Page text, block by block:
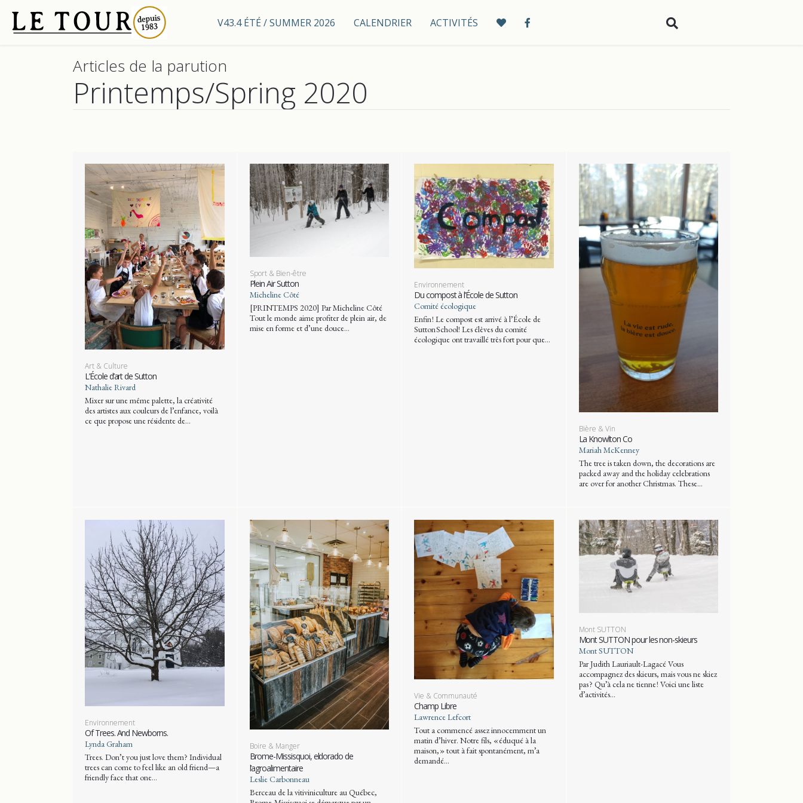
V43.4 ÉTÉ / SUMMER 2026 CALENDRIER ACTIVITÉS
Articles de la parution
Printemps/Spring 2020
Art & Culture
L’École d’art de Sutton
Nathalie Rivard
Mixer sur une même palette, la créativité
des artistes aux couleurs de l’enfance, voilà
ce que propose une résidente de…
Sport & Bien-être
Plein Air Sutton
Micheline Côté
[PRINTEMPS 2020] Par Micheline Côté
Tout le monde aime profiter de plein air, de
mise en forme et d’une douce…
Environnement
Du compost à l’École de Sutton
Comité écologique
Enfin ! Le compost est arrivé à l’École de
Sutton School! Les élèves du comité
écologique ont travaillé très fort pour que…
Bière & Vin
La Knowlton Co
Mariah McKenney
The tree is taken down, the decorations are
packed away and the holiday celebrations
are over for another Christmas. These…
Environnement
Of Trees. And Newborns.
Lynda Graham
Trees. Don’t you just love them? Individual
trees can come to feel like an old friend—a
friendly face that one…
Boire & Manger
Brome-Missisquoi, eldorado de
l’agroalimentaire
Leslie Carbonneau
Berceau de la vitiviniculture au Québec,
Vie & Communauté
Champ Libre
Lawrence Lefcort
Tout a commencé assez innocemment un
matin d’hiver. Notre fils, « éduqué à la
maison, » tout à fait spontanément, m’a
demandé…
Mont SUTTON
Mont SUTTON pour les non-skieurs
Mont SUTTON
Par Judith Lauriault-Lagacé Vous
accompagnez des skieurs, mais vous ne skiez
pas ? Qu’à cela ne tienne ! Voici une liste
d’activités…